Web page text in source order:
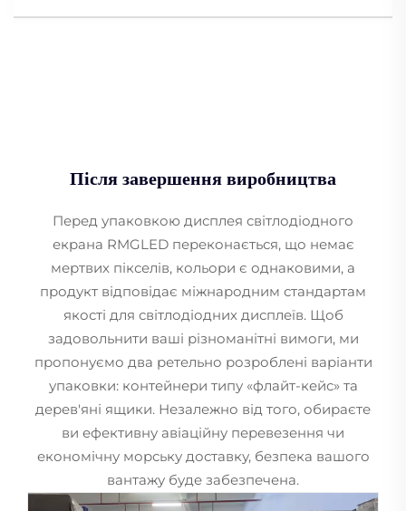
Після завершення виробництва
Перед упаковкою дисплея світлодіодного
екрана RMGLED переконається, що немає
мертвих пікселів, кольори є однаковими, а
продукт відповідає міжнародним стандартам
якості для світлодіодних дисплеїв. Щоб
задовольнити ваші різноманітні вимоги, ми
пропонуємо два ретельно розроблені варіанти
упаковки: контейнери типу «флайт-кейс» та
дерев'яні ящики. Незалежно від того, обираєте
ви ефективну авіаційну перевезення чи
економічну морську доставку, безпека вашого
вантажу буде забезпечена.